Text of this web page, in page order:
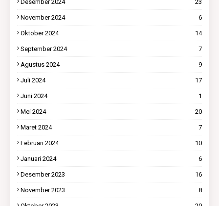
Desember 2024 23
November 2024 6
Oktober 2024 14
September 2024 7
Agustus 2024 9
Juli 2024 17
Juni 2024 1
Mei 2024 20
Maret 2024 7
Februari 2024 10
Januari 2024 6
Desember 2023 16
November 2023 8